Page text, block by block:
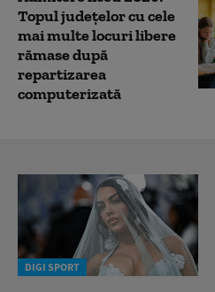
Topul județelor cu cele
mai multe locuri libere
rămase după
repartizarea
computerizată
DIGI SPORT